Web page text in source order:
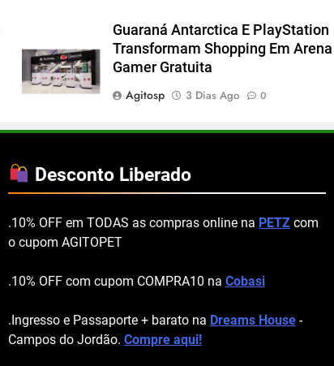
Guaraná Antarctica E PlayStation
Transformam Shopping Em Arena
Gamer Gratuita
Agitosp
3 Dias Ago 0
Desconto Liberado
.10% OFF em TODAS as compras online na PETZ com
o cupom AGITOPET
.10% OFF com cupom COMPRA10 na Cobasi
.Ingresso e Passaporte + barato na Dreams House -
Campos do Jordão. Compre aqui!